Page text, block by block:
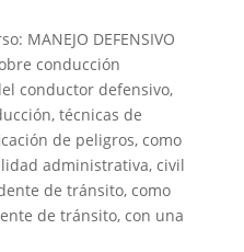
MANEJO DEFENSIVO
conducción
conductor defensivo,
técnicas de
de peligros, como
administrativa, civil
de tránsito, como
de tránsito, con una